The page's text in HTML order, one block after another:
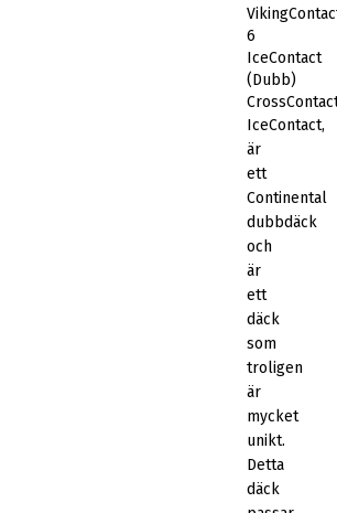
6
IceContact
(Dubb)
IceContact,
är
ett
Continental
dubbdäck
och
är
ett
däck
som
troligen
är
mycket
unikt.
Detta
däck